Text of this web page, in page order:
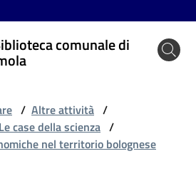
comunale di
/ Altre attività /
Le case della scienza /
nel territorio bolognese